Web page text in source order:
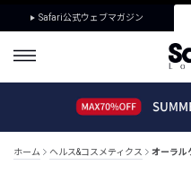
Safari公式ウェブマガジン
ホーム ヘルス&コスメティクス オーラル